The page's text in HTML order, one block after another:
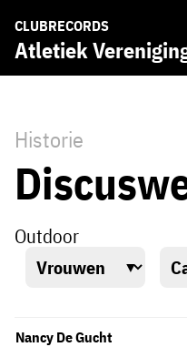
CLUBRECORDS
Atletiek
Historie
Outdoor
Nancy De Gucht